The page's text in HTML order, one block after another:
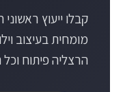
הווילה
המלצות
•כימיה אישית:
שלכם
קבלו ייעוץ
מומחית בעיצוב
הרצליה פיתוח